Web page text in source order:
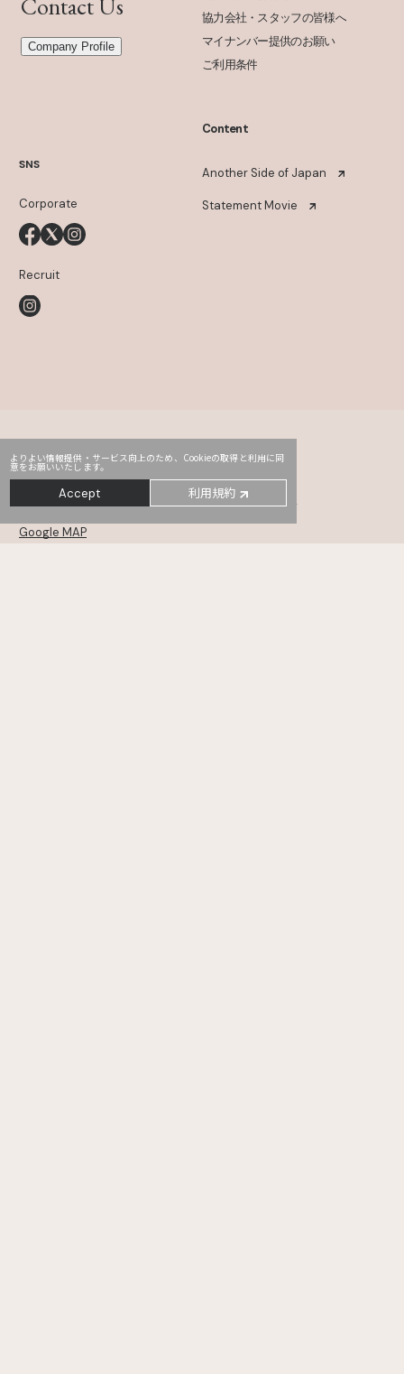
よりよい情報提供・サービス向上のため、Cookieの取得と利用に同
意をお願いいたします。
Accept 利用規約
Contact Us
Company Profile
SNS
Corporate
Recruit
協力会社・スタッフの皆様へ
マイナンバー提供のお願い
ご利用条件
Content
Another Side of Japan
Statement Movie
Head Office PRO2 Third
〒107-0052 東京都港区赤坂2-14-5 Daiwa赤坂ビル 5・6F
Google MAP